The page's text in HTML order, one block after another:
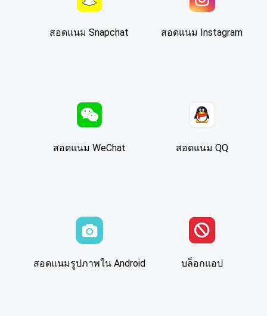
สอดแนม Snapchat สอดแนม Instagram
สอดแนม WeChat สอดแนม QQ
สอดแนมรูปภาพใน Android บล็อกแอป